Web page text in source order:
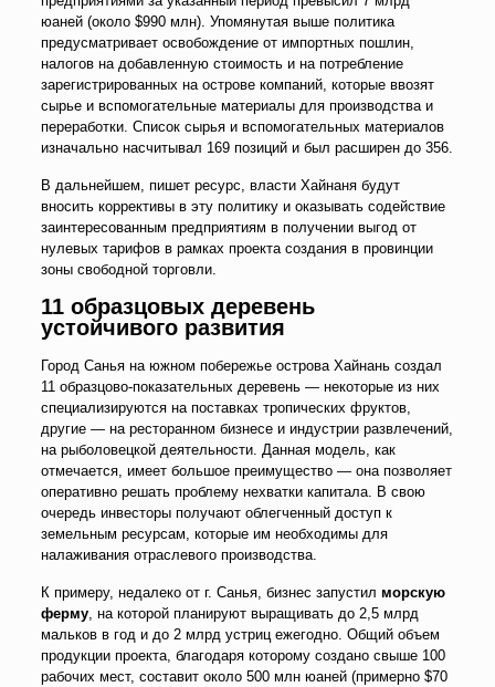
юаней (около $990 млн). Упомянутая выше политика
предусматривает освобождение от импортных пошлин,
налогов на добавленную стоимость и на потребление
зарегистрированных на острове компаний, которые ввозят
сырье и вспомогательные материалы для производства и
переработки. Список сырья и вспомогательных материалов
изначально насчитывал 169 позиций и был расширен до 356.
В дальнейшем, пишет ресурс, власти Хайнаня будут
вносить коррективы в эту политику и оказывать содействие
заинтересованным предприятиям в получении выгод от
нулевых тарифов в рамках проекта создания в провинции
зоны свободной торговли.
11 образцовых деревень
устойчивого развития
Город Санья на южном побережье острова Хайнань создал
11 образцово-показательных деревень — некоторые из них
специализируются на поставках тропических фруктов,
другие — на ресторанном бизнесе и индустрии развлечений,
на рыболовецкой деятельности. Данная модель, как
отмечается, имеет большое преимущество — она позволяет
оперативно решать проблему нехватки капитала. В свою
очередь инвесторы получают облегченный доступ к
земельным ресурсам, которые им необходимы для
налаживания отраслевого производства.
К примеру, недалеко от г. Санья, бизнес запустил морскую
ферму, на которой планируют выращивать до 2,5 млрд
мальков в год и до 2 млрд устриц ежегодно. Общий объем
продукции проекта, благодаря которому создано свыше 100
рабочих мест, составит около 500 млн юаней (примерно $70